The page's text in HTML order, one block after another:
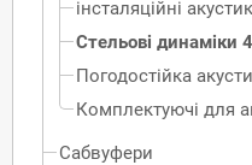
інсталяційні
Стельові динаміки
Погодостійка
Комплектуючі для
Сабвуфери